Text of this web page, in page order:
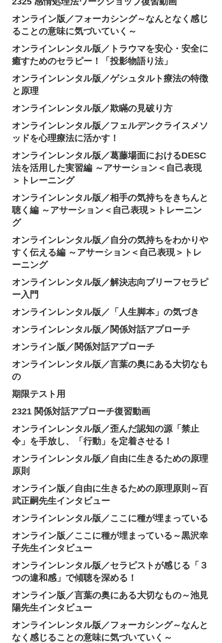
オンライン版／フォーカシング～なんとなく感じ
ることの意味に気づいていく～
オンラインレンタル版／トラウマを安心・安全に
癒すためのセラピー！「投影物語り法」
オンラインレンタル版／ゲシュタルト療法の特徴
と原理
オンラインレンタル版／欺瞞の見破り方
オンラインレンタル版／フェルデンクライスメソ
ッドを心理療法に活かす！
オンラインレンタル版／葛藤場面におけるDESC
法を活用した実習編 ～アサーション＜自己表現
＞トレーニング
オンラインレンタル版／相手の気持ちをきちんと
聴く編 ～アサーション＜自己表現＞トレーニン
グ
オンラインレンタル版／自分の気持ちをわかりや
すく伝える編 ～アサーション＜自己表現＞トレ
ーニング
オンラインレンタル版／解決志向ブリーフセラピ
ー入門
オンラインレンタル版／「人生脚本」の気づき
オンラインレンタル版／関係対話アプローチ
オンライン版／関係対話アプローチ
オンラインレンタル版／言葉の奥にある大切なも
の
期限テスト用
2321 関係対話アプローチ復習動画
オンラインレンタル版／歪んだ認知の源「禁止
令」を手放し、「行動」を定着させる！
オンラインレンタル版／自由に生きるための原理
原則
オンライン版／自由に生きるための原理原則～百
武正嗣先生インタビュー
オンラインレンタル版／ここに種が埋まっている
オンライン版／ここに種が埋まっている～黒沢幸
子先生インタビュー
オンラインレンタル版／セラピストが感じる「３
つの違和感」で傾聴を深める！
オンライン版／言葉の奥にある大切なもの～池見
陽先生インタビュー
オンラインレンタル版／フォーカシング～なんと
なく感じることの意味に気づいていく～